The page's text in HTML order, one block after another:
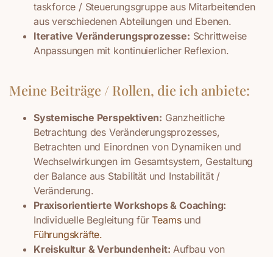
taskforce / Steuerungsgruppe aus Mitarbeitenden
aus verschiedenen Abteilungen und Ebenen.
Iterative Veränderungsprozesse: Schrittweise
Anpassungen mit kontinuierlicher Reflexion.
Meine Beiträge / Rollen, die ich anbiete:
Systemische Perspektiven: Ganzheitliche
Betrachtung des Veränderungsprozesses,
Betrachten und Einordnen von Dynamiken und
Wechselwirkungen im Gesamtsystem, Gestaltung
der Balance aus Stabilität und Instabilität /
Veränderung.
Praxisorientierte Workshops & Coaching:
Individuelle Begleitung fürTeamsund
Führungskräfte.
Kreiskultur & Verbundenheit: Aufbau von